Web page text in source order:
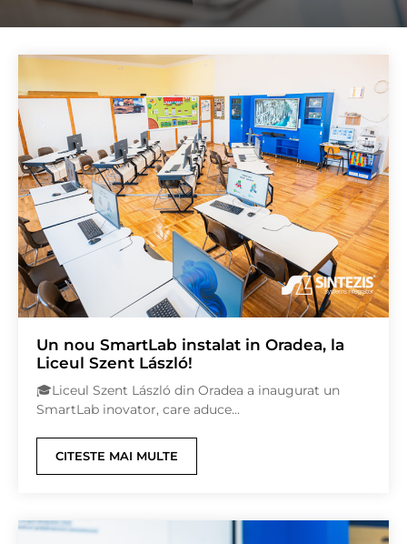
Un nou SmartLab instalat in Oradea, la
Liceul Szent László!
🎓Liceul Szent László din Oradea a inaugurat un
SmartLab inovator, care aduce...
CITESTE MAI MULTE